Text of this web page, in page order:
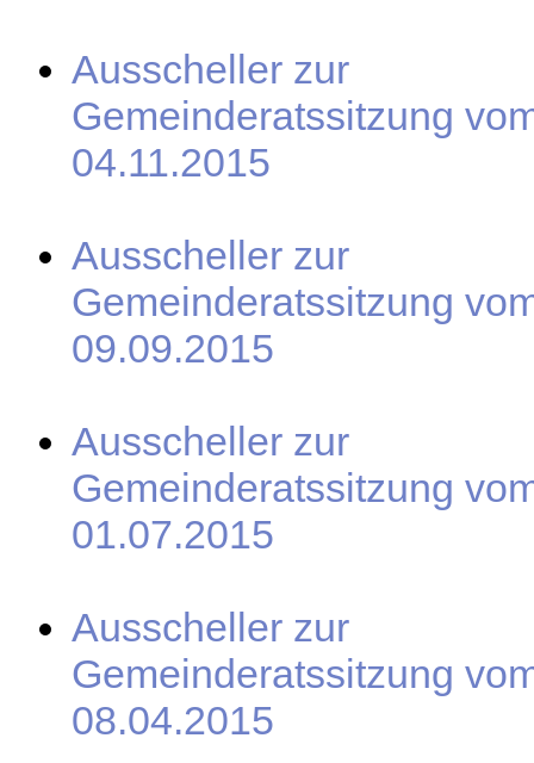
Ausscheller zur
Gemeinderatssitzung
04.11.2015
Ausscheller zur
Gemeinderatssitzung
09.09.2015
Ausscheller zur
Gemeinderatssitzung
01.07.2015
Ausscheller zur
Gemeinderatssitzung
08.04.2015